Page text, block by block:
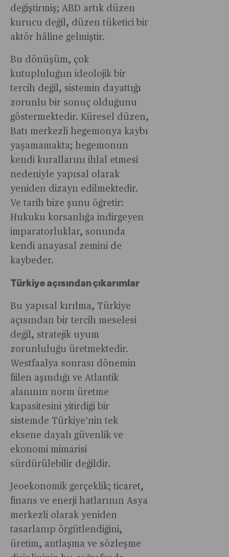
değiştirmiş; ABD artık düzen
kurucu değil, düzen tüketici bir
aktör hâline gelmiştir.
Bu dönüşüm, çok
kutupluluğun ideolojik bir
tercih değil, sistemin dayattığı
zorunlu bir sonuç olduğunu
göstermektedir. Küresel düzen,
Batı merkezli hegemonya kaybı
yaşamamakta; hegemonun
kendi kurallarını ihlal etmesi
nedeniyle yapısal olarak
yeniden dizayn edilmektedir.
Ve tarih bize şunu öğretir:
Hukuku korsanlığa indirgeyen
imparatorluklar, sonunda
kendi anayasal zemini de
kaybeder.
Türkiye açısından çıkarımlar
Bu yapısal kırılma, Türkiye
açısından bir tercih meselesi
değil, stratejik uyum
zorunluluğu üretmektedir.
Westfaalya sonrası dönemin
fiilen aşındığı ve Atlantik
alanının norm üretme
kapasitesini yitirdiği bir
sistemde Türkiye’nin tek
eksene dayalı güvenlik ve
ekonomi mimarisi
sürdürülebilir değildir.
Jeoekonomik gerçeklik; ticaret,
finans ve enerji hatlarının Asya
merkezli olarak yeniden
tasarlanıp örgütlendiğini,
üretim, antlaşma ve sözleşme